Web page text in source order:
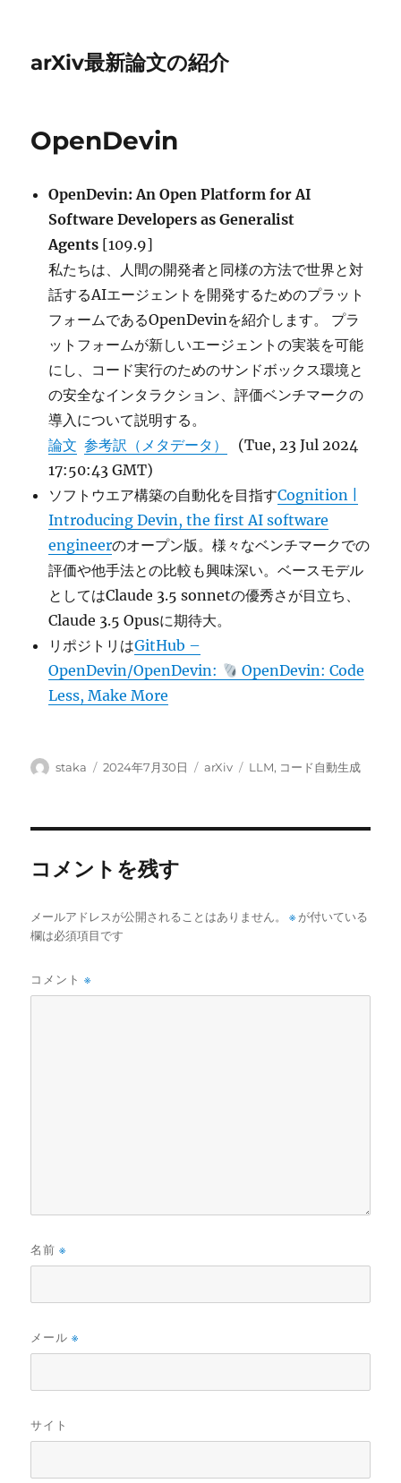
arXiv最新論文の紹介
OpenDevin
OpenDevin: An Open Platform for AI
Software Developers as Generalist
Agents [109.9]
私たちは、人間の開発者と同様の方法で世界と対
話するAIエージェントを開発するためのプラット
フォームであるOpenDevinを紹介します。 プラ
ットフォームが新しいエージェントの実装を可能
にし、コード実行のためのサンドボックス環境と
の安全なインタラクション、評価ベンチマークの
導入について説明する。
論文 参考訳（メタデータ）
(Tue, 23 Jul 2024
17:50:43 GMT)
ソフトウエア構築の自動化を目指すCognition |
Introducing Devin, the first AI software
engineerのオープン版。様々なベンチマークでの
評価や他手法との比較も興味深い。ベースモデル
としてはClaude 3.5 sonnetの優秀さが目立ち、
Claude 3.5 Opusに期待大。
リポジトリはGitHub –
OpenDevin/OpenDevin:
OpenDevin: Code
Less, Make More
投
staka
投
2024年7月30日
カ
arXiv
タ
LLM, コード自動生成
コメントを残す
メールアドレスが公開されることはありません。 ※ が付いている
欄は必須項目です
コメント※
名前※
メール※
サイト